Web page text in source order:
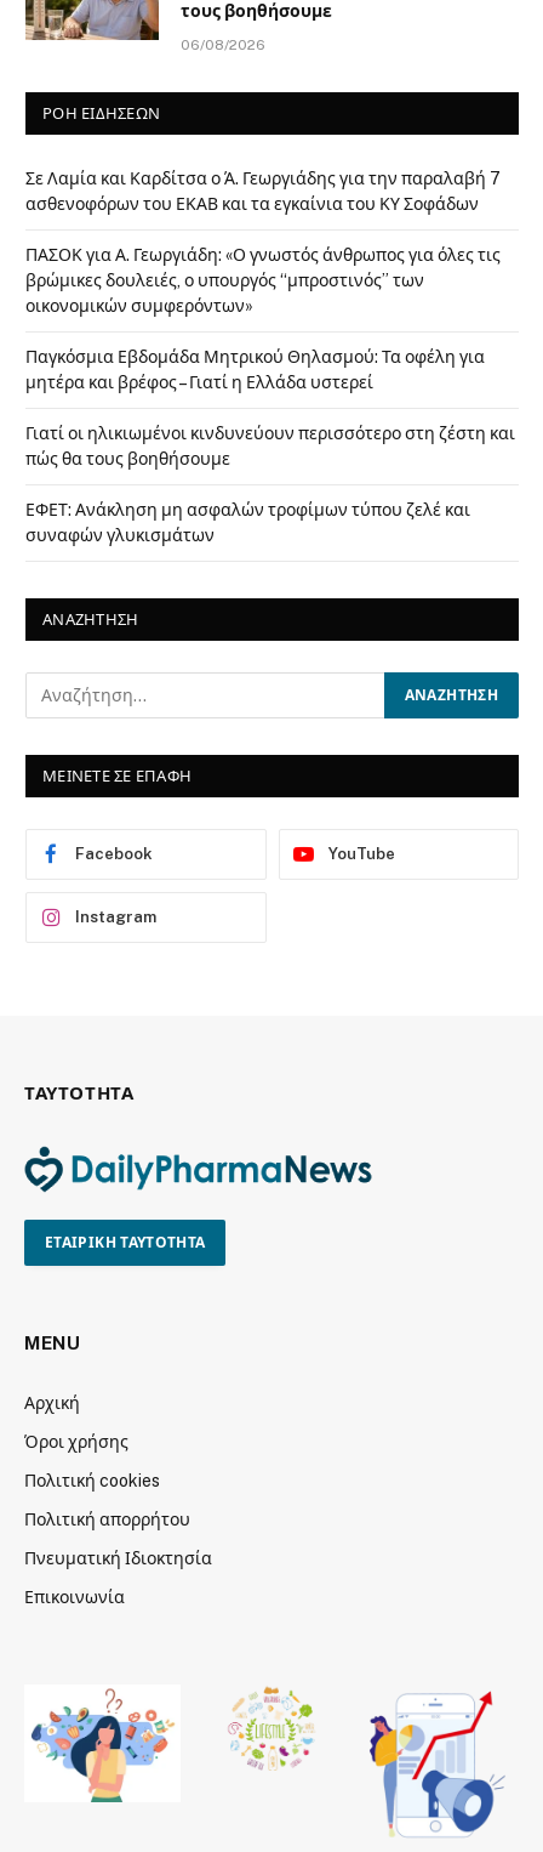
τους βοηθήσουμε
06/08/2026
ΡΟΗ ΕΙΔΗΣΕΩΝ
Σε Λαμία και Καρδίτσα ο Ά. Γεωργιάδης για την παραλαβή 7
ασθενοφόρων του ΕΚΑΒ και τα εγκαίνια του ΚΥ Σοφάδων
ΠΑΣΟΚ για Α. Γεωργιάδη: «Ο γνωστός άνθρωπος για όλες τις
βρώμικες δουλειές, ο υπουργός “μπροστινός” των
οικονομικών συμφερόντων»
Παγκόσμια Εβδομάδα Μητρικού Θηλασμού: Τα οφέλη για
μητέρα και βρέφος – Γιατί η Ελλάδα υστερεί
Γιατί οι ηλικιωμένοι κινδυνεύουν περισσότερο στη ζέστη και
πώς θα τους βοηθήσουμε
ΕΦΕΤ: Ανάκληση μη ασφαλών τροφίμων τύπου ζελέ και
συναφών γλυκισμάτων
ΑΝΑΖΗΤΗΣΗ
ΜΕΙΝΕΤΕ ΣΕ ΕΠΑΦΗ
Facebook YouTube
Instagram
ΤΑΥΤΟΤΗΤΑ
ΕΤΑΙΡΙΚΗ ΤΑΥΤΟΤΗΤΑ
MENU
Αρχική
Όροι χρήσης
Πολιτική cookies
Πολιτική απορρήτου
Πνευματική Ιδιοκτησία
Επικοινωνία